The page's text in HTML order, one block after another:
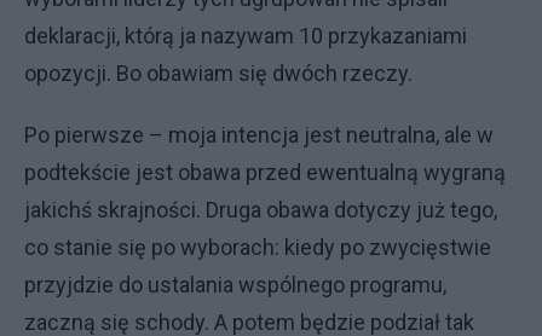
deklaracji, którą ja nazywam 10 przykazaniami
opozycji. Bo obawiam się dwóch rzeczy.
Po pierwsze – moja intencja jest neutralna, ale w
podtekście jest obawa przed ewentualną wygraną
jakichś skrajności. Druga obawa dotyczy już tego,
co stanie się po wyborach: kiedy po zwycięstwie
przyjdzie do ustalania wspólnego programu,
zaczną się schody. A potem będzie podział tak